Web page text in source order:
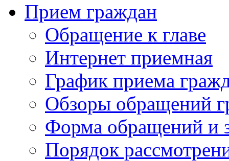
Прием граждан
Обращение к главе
Интернет приемная
График приема
Обзоры обращений
Форма обращений и
Порядок